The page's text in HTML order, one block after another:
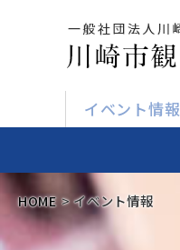
イベント情報
HOME イベント情報